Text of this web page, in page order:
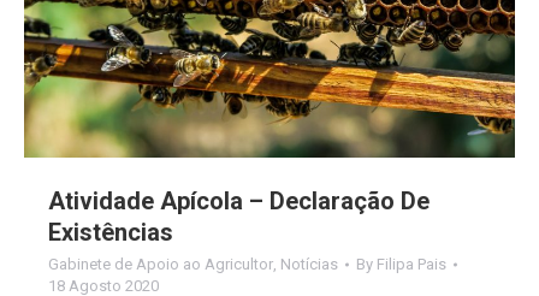
Atividade Apícola – Declaração De
Existências
Gabinete de Apoio ao Agricultor Notícias By Filipa Pais
18 Agosto 2020